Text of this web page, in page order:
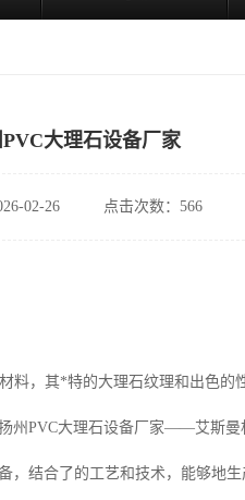
大理石设备厂家
02-26 点击次数：566
料，其*特的大理石纹理和出色的
州PVC大理石设备厂家——艾斯曼
，结合了的工艺和技术，能够地